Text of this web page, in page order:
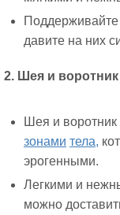
давите на них
2. Шея и воротник
Шея и
зонами тела,
эрогенными.
Легкими и
можно